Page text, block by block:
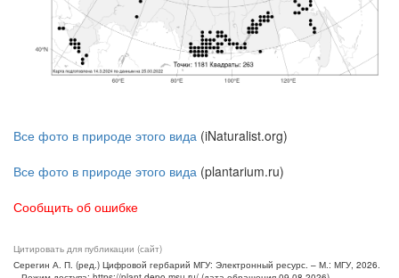
Все фото в природе этого вида (iNaturalist.org)
Все фото в природе этого вида (plantarium.ru)
Сообщить об ошибке
Цитировать для публикации (сайт)
Серегин А. П. (ред.) Цифровой гербарий МГУ: Электронный ресурс. – М.: МГУ, 2026.